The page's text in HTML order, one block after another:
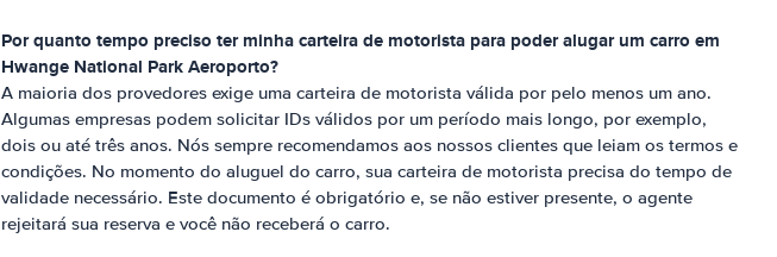
Por quanto tempo preciso ter minha carteira de motorista para poder alugar um carro em
Hwange National Park Aeroporto?
A maioria dos provedores exige uma carteira de motorista válida por pelo menos um ano.
Algumas empresas podem solicitar IDs válidos por um período mais longo, por exemplo,
dois ou até três anos. Nós sempre recomendamos aos nossos clientes que leiam os termos e
condições. No momento do aluguel do carro, sua carteira de motorista precisa do tempo de
validade necessário. Este documento é obrigatório e, se não estiver presente, o agente
rejeitará sua reserva e você não receberá o carro.